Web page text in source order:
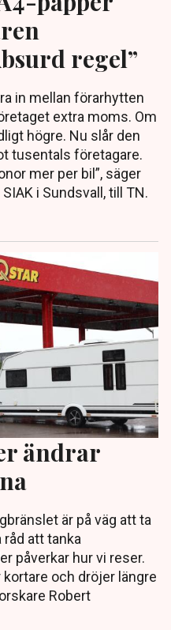
regel”
in mellan förarhytten
extra moms. Om
högre. Nu slår den
tusentals företagare.
mer per bil”, säger
i Sundsvall, till TN.
ändrar
är på väg att ta
att tanka
påverkar hur vi reser.
och dröjer längre
Robert